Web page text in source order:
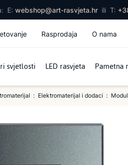
E: webshop@art-rasvjeta.hr ili T:
Rasprodaja O nama
svjetlosti LED rasvjeta Pametna
Elektromaterijal i dodaci